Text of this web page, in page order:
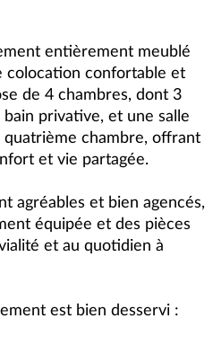
entièrement meublé
colocation confortable et
de 4 chambres, dont 3
privative, et une salle
chambre, offrant
et vie partagée.
agréables et bien agencés,
équipée et des pièces
et au quotidien à
est bien desservi :